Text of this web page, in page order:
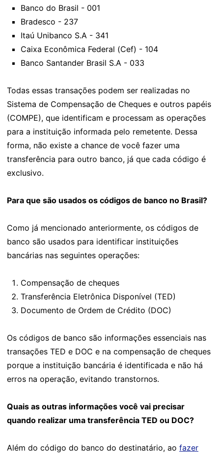
Banco do Brasil - 001
Bradesco - 237
Itaú Unibanco S.A - 341
Caixa Econômica Federal (Cef) - 104
Banco Santander Brasil S.A - 033
Todas essas transações podem ser realizadas no
Sistema de Compensação de Cheques e outros papéis
(COMPE), que identificam e processam as operações
para a instituição informada pelo remetente. Dessa
forma, não existe a chance de você fazer uma
transferência para outro banco, já que cada código é
exclusivo.
Para que são usados os códigos de banco no Brasil?
Como já mencionado anteriormente, os códigos de
banco são usados para identificar instituições
bancárias nas seguintes operações:
Compensação de cheques
Transferência Eletrônica Disponível (TED)
Documento de Ordem de Crédito (DOC)
Os códigos de banco são informações essenciais nas
transações TED e DOC e na compensação de cheques
porque a instituição bancária é identificada e não há
erros na operação, evitando transtornos.
Quais as outras informações você vai precisar
quando realizar uma transferência TED ou DOC?
Além do código do banco do destinatário, ao fazer